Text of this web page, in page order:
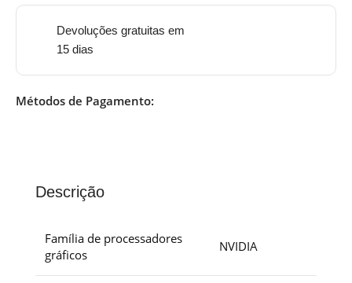
Devoluções gratuitas em
15 dias
Métodos de Pagamento:
Descrição
Família de processadores
gráficos
NVIDIA